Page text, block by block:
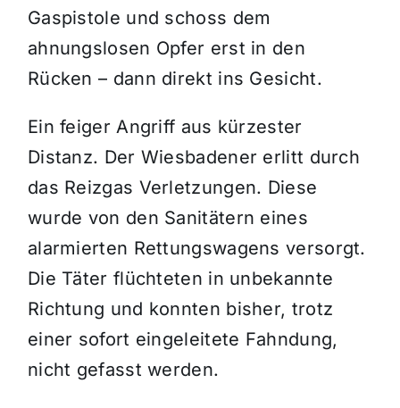
Gaspistole und schoss dem
ahnungslosen Opfer erst in den
Rücken – dann direkt ins Gesicht.
Ein feiger Angriff aus kürzester
Distanz. Der Wiesbadener erlitt durch
das Reizgas Verletzungen. Diese
wurde von den Sanitätern eines
alarmierten Rettungswagens versorgt.
Die Täter flüchteten in unbekannte
Richtung und konnten bisher, trotz
einer sofort eingeleitete Fahndung,
nicht gefasst werden.